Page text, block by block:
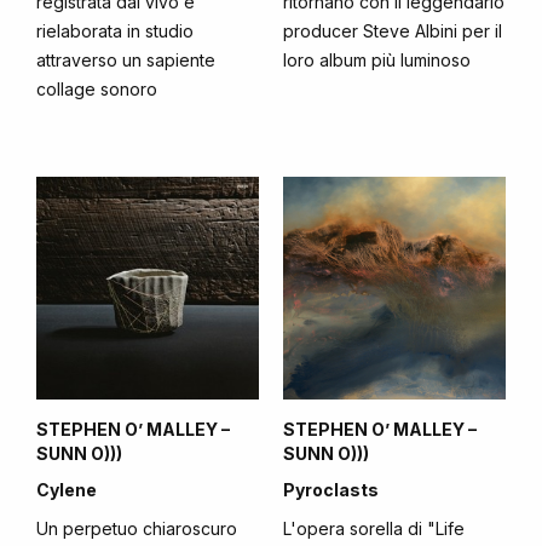
rielaborata in studio
attraverso un sapiente
collage sonoro
producer Steve Albini per il
loro album più luminoso
STEPHEN O’ MALLEY –
SUNN O)))
Cylene
Un perpetuo chiaroscuro
STEPHEN O’ MALLEY –
SUNN O)))
Pyroclasts
L'opera sorella di "Life